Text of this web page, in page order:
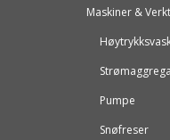
Maskiner &
Pumpe
Snøfreser